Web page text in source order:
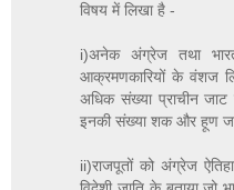
विषय में लिखा है -
i)अनेक अंग्रेज तथा
आक्रमणकारियों के वंशज
अधिक संख्या प्राचीन
इनकी संख्या शक और हूण
ii)राजपूतों को अंग्रेज